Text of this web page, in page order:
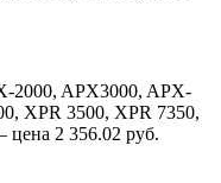
2000, APX3000, APX-
XPR 3500, XPR 7350,
цена 2 356.02 руб.